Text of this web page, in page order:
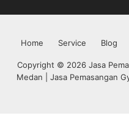
Home Service Blog
Copyright © 2026 Jasa
Medan | Jasa Pemasangan